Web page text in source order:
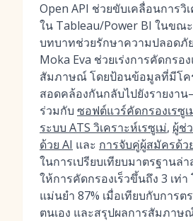
Open API ช่วยขับเคลื่อนการวิ
ใน Tableau/Power BI ในขณ
บทบาทช่วยรักษาความปลอดภั
Moka Eva ช่วยเร่งการคัดกรอ
สัมภาษณ์ โดยป้อนข้อมูลที่มีโค
สอดคล้องกันกลับไปยังรายงา
ร่วมกับ ซอฟต์แวร์คัดกรองเรซู
ระบบ ATS วิเคราะห์เรซูเม่, ผู้ช่
ด้วย AI และ การจับคู่ผู้สมัครด้ว
ในการเปรียบเทียบมาตรฐานล่
ให้การคัดกรองเร็วขึ้นถึง 3 เท่
แม่นยำ 87% เมื่อเทียบกับการต
ตนเอง และสรุปผลการสัมภาษ